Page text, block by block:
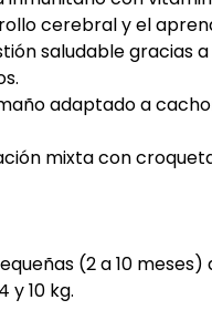
cerebral y el
saludable gracias
adaptado a
mixta con
(2 a 10
y 10 kg.